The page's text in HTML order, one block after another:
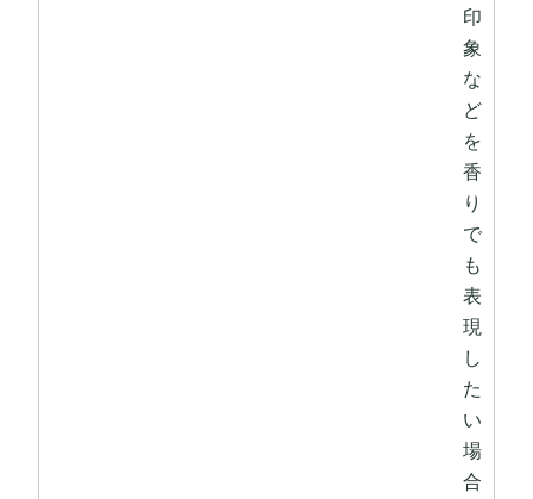
印
象
な
ど
を
香
り
で
も
表
現
し
た
い
場
合